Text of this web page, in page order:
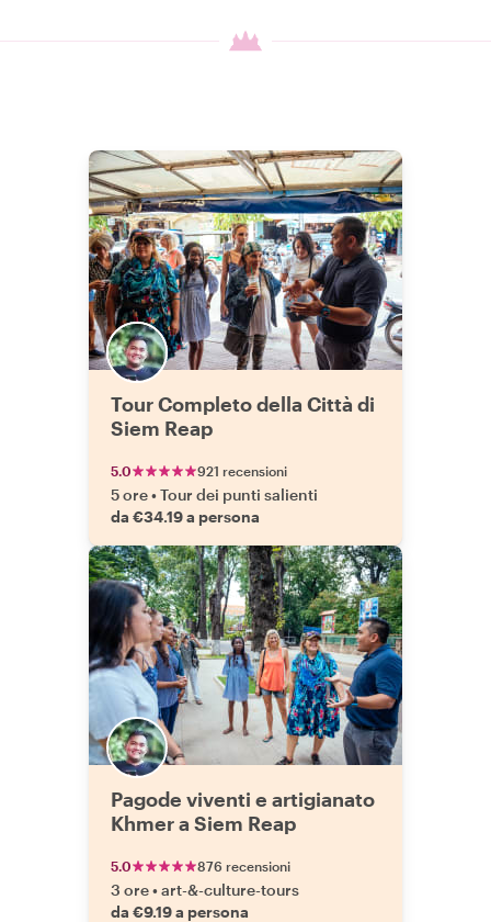
Tour Completo della Città di
Siem Reap
5.0 921 recensioni
5 ore•Tour dei punti salienti
da €34.19 a persona
Pagode viventi e artigianato
Khmer a Siem Reap
5.0 876 recensioni
3 ore•art-&-culture-tours
da €9.19 a persona